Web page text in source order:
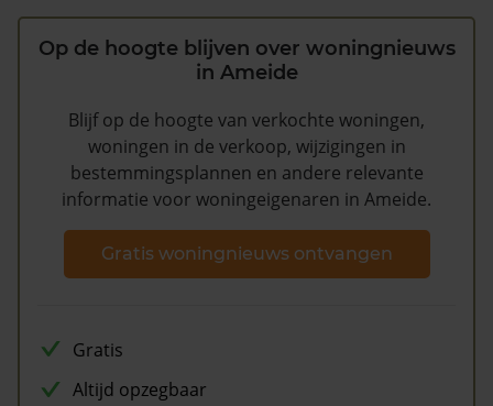
Op de hoogte blijven over woningnieuws
in Ameide
Blijf op de hoogte van verkochte woningen,
woningen in de verkoop, wijzigingen in
bestemmingsplannen en andere relevante
informatie voor woningeigenaren in Ameide.
Gratis woningnieuws ontvangen
Gratis
Altijd opzegbaar